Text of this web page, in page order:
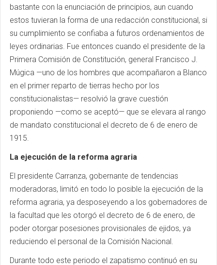
bastante con la enunciación de principios, aun cuando
estos tuvieran la forma de una redacción constitucional, si
su cumplimiento se confiaba a futuros ordenamientos de
leyes ordinarias. Fue entonces cuando el presidente de la
Primera Comisión de Constitución, general Francisco J.
Múgica —uno de los hombres que acompañaron a Blanco
en el primer reparto de tierras hecho por los
constitucionalistas— resolvió la grave cuestión
proponiendo —como se aceptó— que se elevara al rango
de mandato constitucional el decreto de 6 de enero de
1915.
La ejecución de la reforma agraria
El presidente Carranza, gobernante de tendencias
moderadoras, limitó en todo lo posible la ejecución de la
reforma agraria, ya desposeyendo a los gobernadores de
la facultad que les otorgó el decreto de 6 de enero, de
poder otorgar posesiones provisionales de ejidos, ya
reduciendo el personal de la Comisión Nacional.
Durante todo este periodo el zapatismo continuó en su